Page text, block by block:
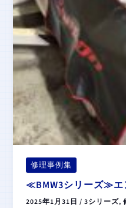
修理事例集
≪BMW3シリーズ≫エ
2025年1月31日/3シリーズ,